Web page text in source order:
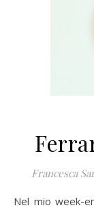
Francesca
Nel mio week-end a Ferrara ho scoperto tre posti in cui